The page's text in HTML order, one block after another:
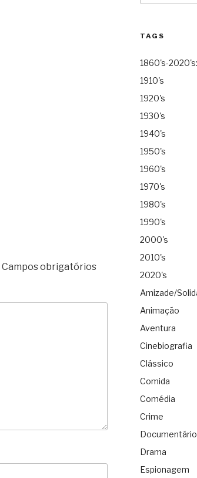
Campos obrigatórios
TAGS
1860's-
1910's
1920's
1930's
1940's
1950's
1960's
1970's
1980's
1990's
2000's
2010's
2020's
Amizade/
Animação
Aventura
Cinebiografia
Clássico
Comida
Comédia
Crime
Documentário
Drama
Espionagem